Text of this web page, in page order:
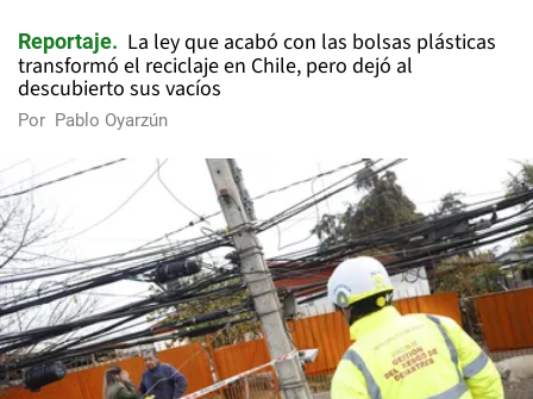
Reportaje
La ley que acabó con las bolsas plásticas
transformó el reciclaje en Chile, pero dejó al
descubierto sus vacíos
Por Pablo Oyarzún